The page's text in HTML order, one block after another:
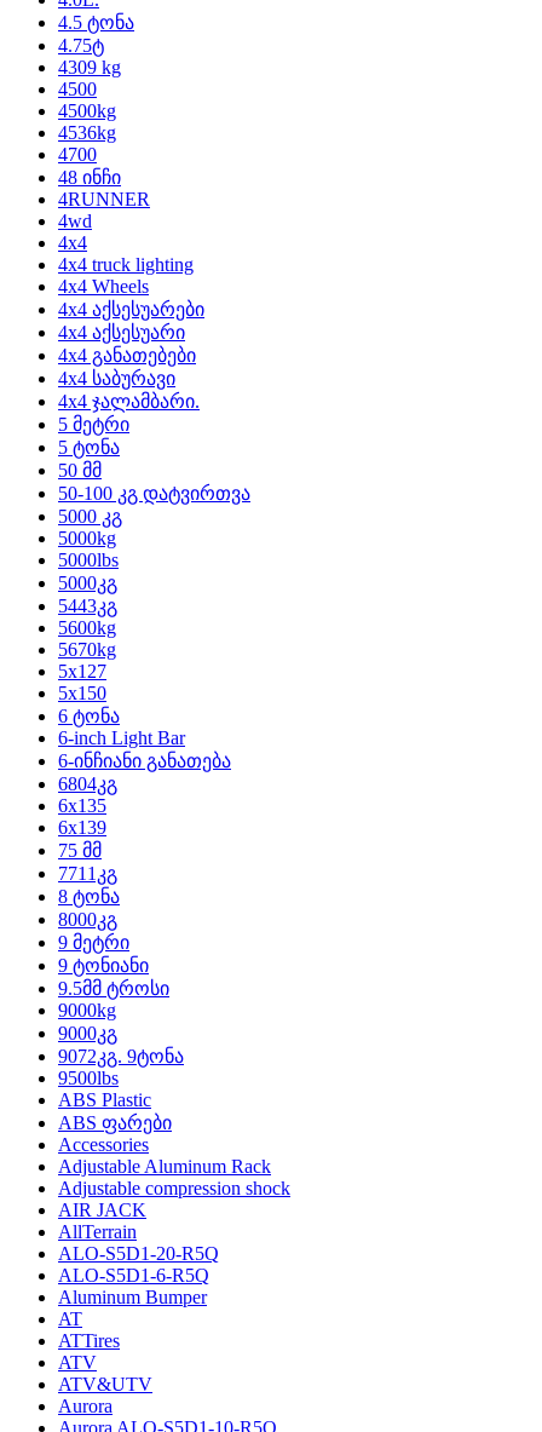
4.5 ტონა
4.75ტ
4309 kg
4500
4500kg
4536kg
4700
48 ინჩი
4RUNNER
4wd
4x4
4x4 truck lighting
4x4 Wheels
4x4 აქსესუარები
4x4 აქსესუარი
4x4 განათებები
4x4 საბურავი
4x4 ჯალამბარი.
5 მეტრი
5 ტონა
50 მმ
50-100 კგ დატვირთვა
5000 კგ
5000kg
5000lbs
5000კგ
5443კგ
5600kg
5670kg
5x127
5x150
6 ტონა
6-inch Light Bar
6-ინჩიანი განათება
6804კგ
6x135
6x139
75 მმ
7711კგ
8 ტონა
8000კგ
9 მეტრი
9 ტონიანი
9.5მმ ტროსი
9000kg
9000კგ
9072კგ. 9ტონა
9500lbs
ABS Plastic
ABS ფარები
Accessories
Adjustable Aluminum Rack
Adjustable compression shock
AIR JACK
AllTerrain
ALO-S5D1-20-R5Q
ALO-S5D1-6-R5Q
Aluminum Bumper
AT
ATTires
ATV
ATV&UTV
Aurora
Aurora ALO-S5D1-10-R5Q